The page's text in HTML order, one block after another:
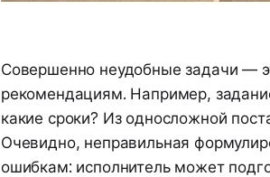
Совершенно неудобные задачи —
рекомендациям. Например,
какие сроки? Из односложной
Очевидно, неправильная
ошибкам: исполнитель может